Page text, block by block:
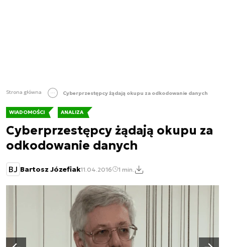
Strona główna Cyberprzestępcy żądają okupu za odkodowanie danych
WIADOMOŚCI ANALIZA
Cyberprzestępcy żądają okupu za
odkodowanie danych
BJ Bartosz Józefiak11.04.2016 1 min.
Następny slajd